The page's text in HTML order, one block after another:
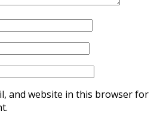
and website in this browser for